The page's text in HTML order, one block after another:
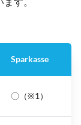
Sparkasse
〇（※1）